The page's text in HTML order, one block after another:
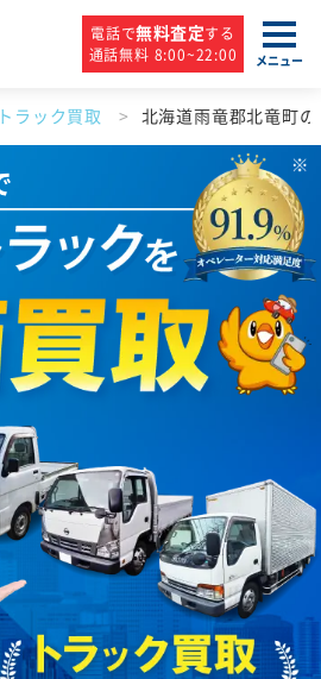
電話で無料査定する
通話無料 8:00~22:00
メニュー
ラック買取 北海道雨竜郡北竜町